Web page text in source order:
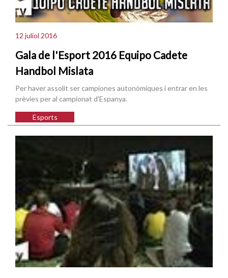
12 juliol 2016
Gala de l'Esport 2016 Equipo Cadete
Handbol Mislata
Per haver assolit ser campiones autonòmiques i entrar en les
prèvies per al campionat d'Espanya.
Esports